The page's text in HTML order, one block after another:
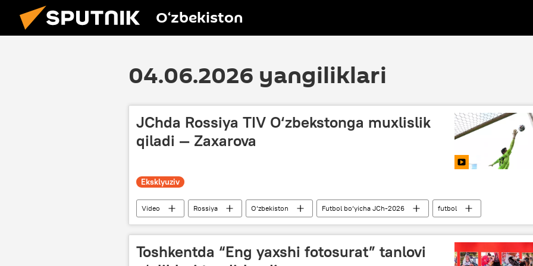
O‘zbekiston
04.06.2026 yangiliklari
JChda Rossiya TIV O‘zbekstonga muxlislik
qiladi — Zaxarova
Eksklyuziv
Video Rossiya O‘zbekiston Futbol bo‘yicha JCh-2026
futbol
Milliy terma jamoa
Mariya Zaxarova Rossiya TIV
Toshkentda “Eng yaxshi fotosurat” tanlovi